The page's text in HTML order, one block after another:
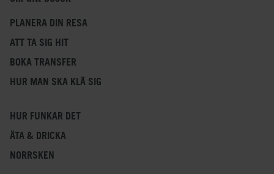
PLANERA DIN RESA
ATT TA SIG HIT
BOKA TRANSFER
HUR MAN SKA KLÄ SIG
HUR FUNKAR DET
ÄTA & DRICKA
NORRSKEN